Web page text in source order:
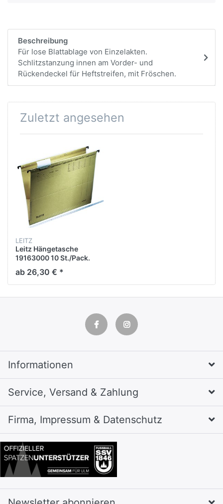
Beschreibung
Für lose Blattablage von Einzelakten.
Schlitzstanzung innen am Vorder- und
Rückendeckel für Heftstreifen, mit Fröschen.
Zuletzt angesehen
LEITZ
Leitz Hängetasche
19163000 10 St./Pack.
ab 26,30 € *
Informationen
Service, Versand & Zahlung
Firma, Impressum & Datenschutz